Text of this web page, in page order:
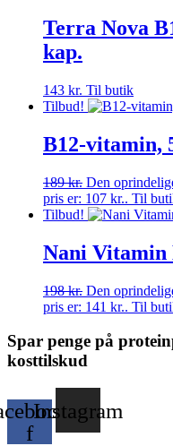
Terra Nova
kap.
143 kr. Til butik
Tilbud!
B12-vitamin,
189kr. Den
pris er: 107 kr.. Til
Tilbud!
Nani Vitamin
198kr. Den
pris er: 141 kr.. Til
Spar penge på
kosttilskud
f
Instagram